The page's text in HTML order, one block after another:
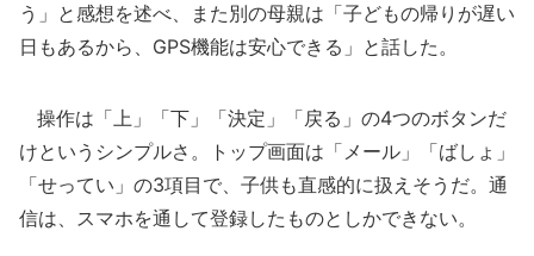
う」と感想を述べ、また別の母親は「子どもの帰りが遅い
日もあるから、GPS機能は安心できる」と話した。
操作は「上」「下」「決定」「戻る」の4つのボタンだ
けというシンプルさ。トップ画面は「メール」「ばしょ」
「せってい」の3項目で、子供も直感的に扱えそうだ。通
信は、スマホを通して登録したものとしかできない。